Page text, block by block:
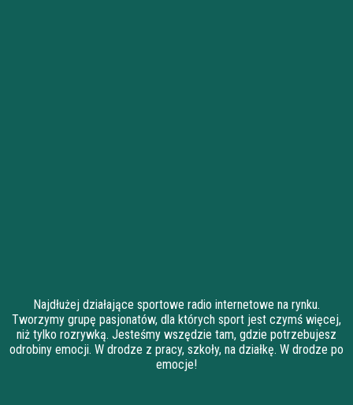
Najdłużej działające sportowe radio internetowe na rynku.
Tworzymy grupę pasjonatów, dla których sport jest czymś więcej,
niż tylko rozrywką. Jesteśmy wszędzie tam, gdzie potrzebujesz
odrobiny emocji. W drodze z pracy, szkoły, na działkę. W drodze po
emocje!